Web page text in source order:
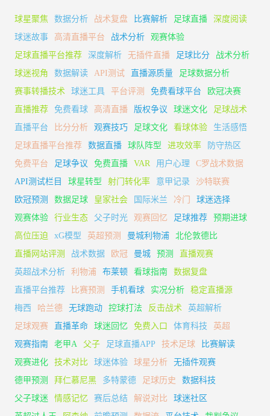
球星聚焦 数据分析 战术复盘 比赛解析 足球直播
深度阅读
球迷故事
高清直播平台 战术分析
观赛体验
足球直播平台推荐
深度解析 无插件直播 足球比分
战术分析
球迷视角
数据解读 API测试 直播源质量
足球数据分析
赛事转播技术
球迷工具 平台评测 免费看球平台
欧冠决赛
直播推荐
免费看球 高清直播 版权争议 球迷文化
足球战术
直播平台
比分分析 观赛技巧 足球文化 看球体验
生活感悟
足球直播平台推荐
数据直播 球队阵型 进攻效率
防守热区
免费平台
足球争议 免费直播 VAR 用户心理
C罗战术数据
API测试栏目
球星转型 射门转化率 意甲记录
沙特联赛
欧冠预测
数据足球 皇家社会 国际米兰 冷门
球迷选择
观赛体验
行业生态 父子时光 观赛回忆 足球推荐
预期进球
高位压迫
xG模型 英超预测 曼城利物浦
北伦敦德比
直播网站评测
战术数据 欧冠 曼城 预测
直播观赛
英超战术分析
利物浦 布莱顿 看球指南
数据复盘
直播平台推荐
比赛预测 手机看球 实况分析
稳定直播源
梅西
哈兰德 无球跑动 控球打法 反击战术
英超解析
足球观赛
直播革命 球迷回忆 免费入口 体育科技
英超
观赛指南
老甲A 父子 足球直播APP 技术足球
比赛解读
观赛进化
技术对比 球迷体验 球星分析
无插件观赛
德甲预测
拜仁慕尼黑 多特蒙德 足球历史
数据科技
父子球迷
情感记忆 赛后总结 解说对比
球迷社区